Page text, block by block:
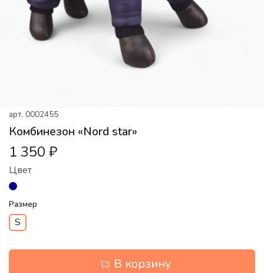
арт. 0002455
Комбинезон «Nord star»
1 350 ₽
Цвет
Размер
S
В корзину